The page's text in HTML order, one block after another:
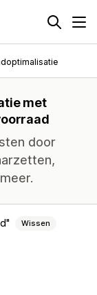
met
door
Wissen